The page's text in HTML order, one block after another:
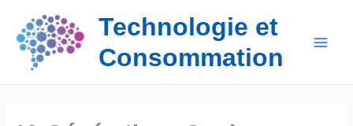
contenu
Technologie et
Consommation